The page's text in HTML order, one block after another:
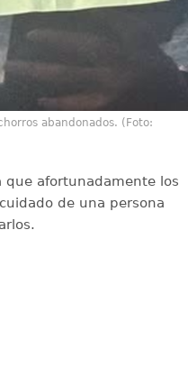
abandonados. (Foto:
que afortunadamente los
de una persona